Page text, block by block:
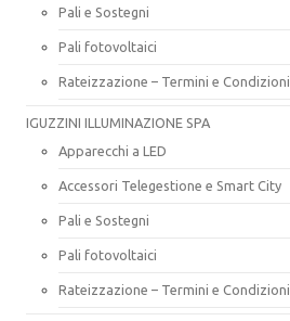
Pali e Sostegni
Pali fotovoltaici
Rateizzazione – Termini e Condizioni
IGUZZINI ILLUMINAZIONE SPA
Apparecchi a LED
Accessori Telegestione e Smart City
Pali e Sostegni
Pali fotovoltaici
Rateizzazione – Termini e Condizioni